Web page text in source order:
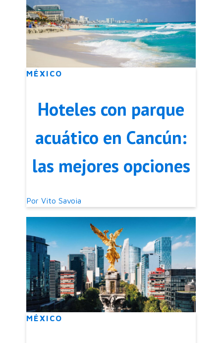
MÉXICO
Hoteles con parque
acuático en Cancún:
las mejores opciones
Por Vito Savoia
MÉXICO